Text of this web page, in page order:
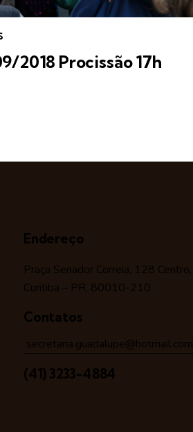
2018 Procissão 17h
Endereço
Praça Senador Correia, 128 Centro,
Curitiba – PR, 80010-210
Contatos
secretaria.guadalupe@hotmail.com
(41) 3233-4884